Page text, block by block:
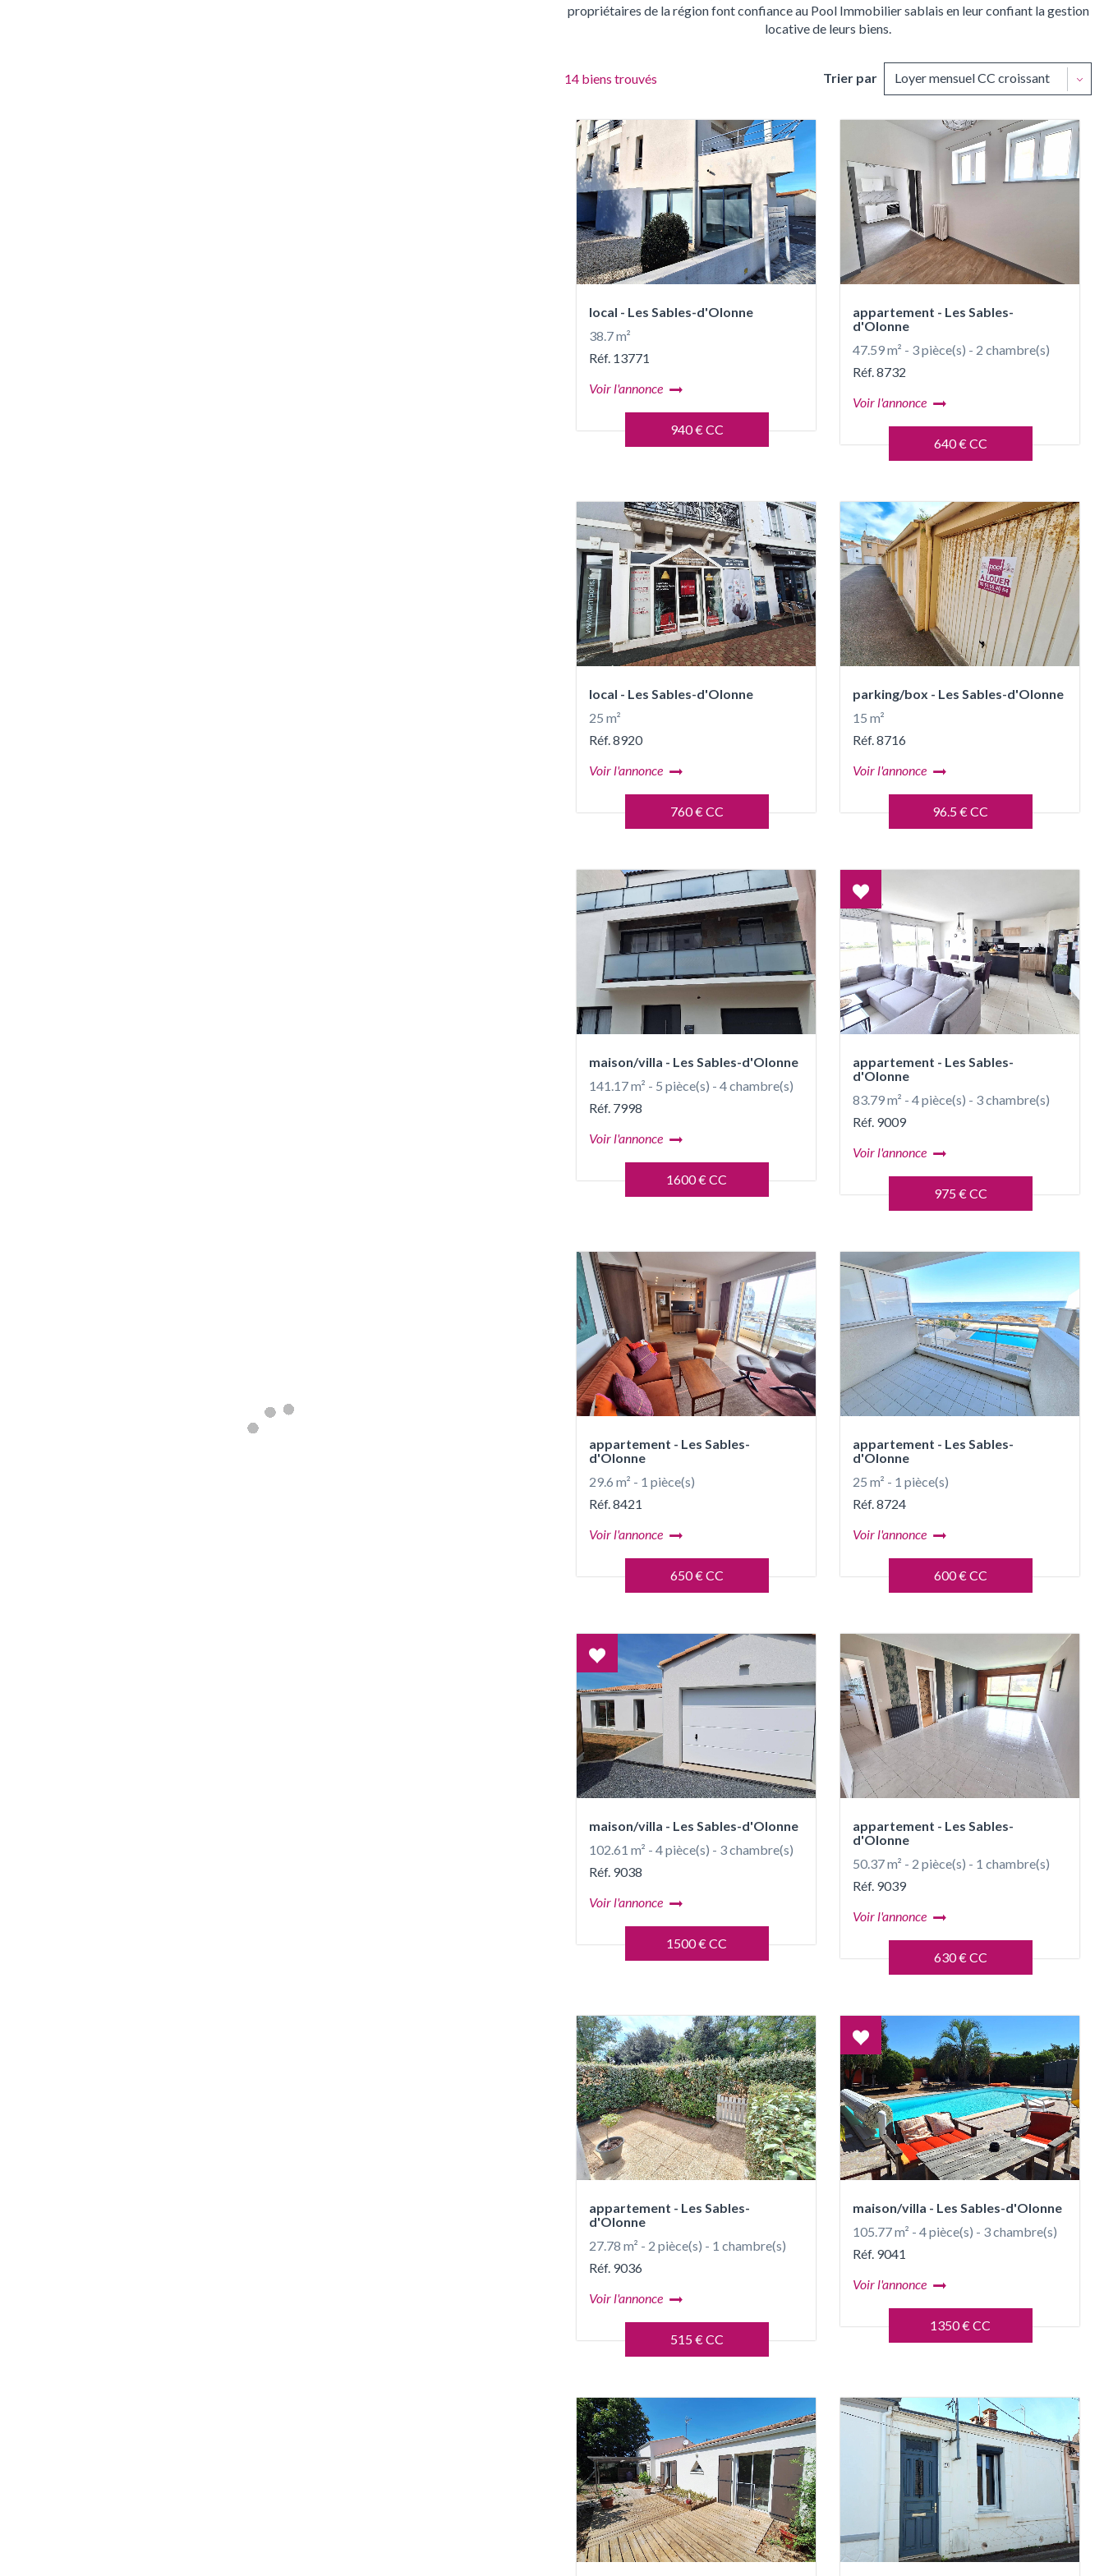
propriétaires de la région font confiance au Pool Immobilier sablais en leur confiant la gestion
locative de leurs biens.
14 biens trouvés Trier par
14
produits
disponibles
local - Les Sables-d'Olonne
38.7 m²
Réf. 13771
Voir l'annonce
940 € CC
appartement - Les Sables-
d'Olonne
47.59 m² - 3 pièce(s) - 2 chambre(s)
Réf. 8732
Voir l'annonce
640 € CC
local - Les Sables-d'Olonne
25 m²
Réf. 8920
Voir l'annonce
760 € CC
parking/box - Les Sables-d'Olonne
15 m²
Réf. 8716
Voir l'annonce
96.5 € CC
maison/villa - Les Sables-d'Olonne
141.17 m² - 5 pièce(s) - 4 chambre(s)
Réf. 7998
Voir l'annonce
1600 € CC
Coup
de
coeur
appartement - Les Sables-
d'Olonne
83.79 m² - 4 pièce(s) - 3 chambre(s)
Réf. 9009
Voir l'annonce
975 € CC
appartement - Les Sables-
d'Olonne
29.6 m² - 1 pièce(s)
Réf. 8421
Voir l'annonce
650 € CC
appartement - Les Sables-
d'Olonne
25 m² - 1 pièce(s)
Réf. 8724
Voir l'annonce
600 € CC
Coup
de
coeur
maison/villa - Les Sables-d'Olonne
102.61 m² - 4 pièce(s) - 3 chambre(s)
Réf. 9038
Voir l'annonce
1500 € CC
appartement - Les Sables-
d'Olonne
50.37 m² - 2 pièce(s) - 1 chambre(s)
Réf. 9039
Voir l'annonce
630 € CC
appartement - Les Sables-
d'Olonne
27.78 m² - 2 pièce(s) - 1 chambre(s)
Réf. 9036
Voir l'annonce
515 € CC
Coup
de
coeur
maison/villa - Les Sables-d'Olonne
105.77 m² - 4 pièce(s) - 3 chambre(s)
Réf. 9041
Voir l'annonce
1350 € CC